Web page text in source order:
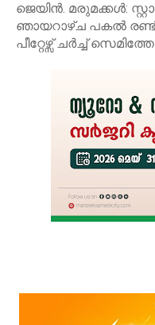
ജെയിൻ. മരുമക്കൾ:
ഞായറാഴ്ച പകൽ
പീറ്റേഴ്സ് ചർച്ച്